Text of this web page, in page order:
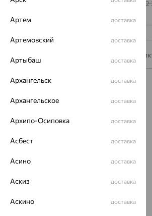
69 094 108 126₽
Подписаться на
Покупателям
О нас
Магазины и доставка г. Липецк
еще 3
Артем доставка
Артемовский доставка
Артыбаш доставка
Архангельск доставка
Архангельское доставка
Архипо-Осиповка доставка
Асбест доставка
Асино доставка
Аскиз доставка
Аскино доставка